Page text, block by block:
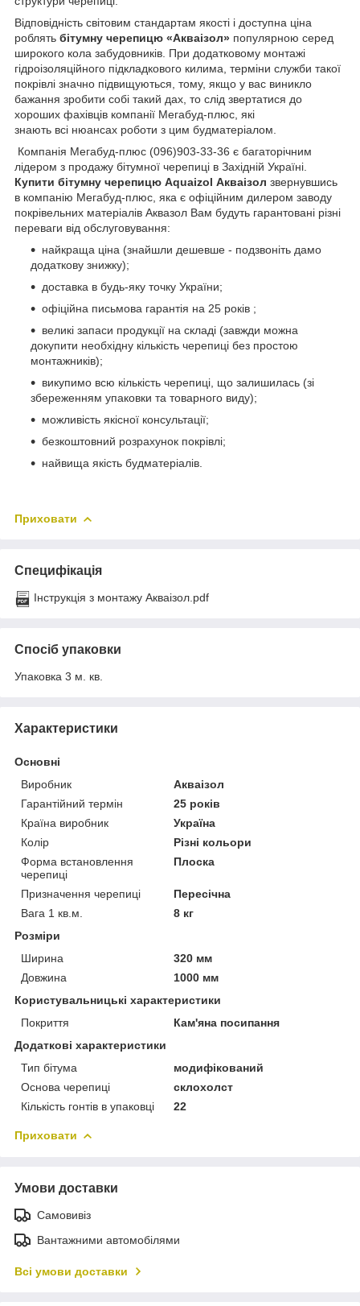
Відповідність світовим стандартам якості і доступна ціна
роблять бітумну черепицю «Акваізол» популярною серед
широкого кола забудовників. При додатковому монтажі
гідроізоляційного підкладкового килима, терміни служби такої
покрівлі значно підвищуються, тому, якщо у вас виникло
бажання зробити собі такий дах, то слід звертатися до
хороших фахівців компанії Мегабуд-плюс, які
знають всі нюансах роботи з цим будматеріалом.
Компанія Мегабуд-плюс (096)903-33-36 є багаторічним
лідером з продажу бітумної черепиці в Західній Україні.
Купити бітумну черепицю Aquaizol Акваізол звернувшись
в компанію Мегабуд-плюс, яка є офіційним дилером заводу
покрівельних матеріалів Аквазол Вам будуть гарантовані різні
переваги від обслуговування:
найкраща ціна (знайшли дешевше - подзвоніть дамо
додаткову знижку);
доставка в будь-яку точку України;
офіційна письмова гарантія на 25 років ;
великі запаси продукції на складі (завжди можна
докупити необхідну кількість черепиці без простою
монтажників);
викупимо всю кількість черепиці, що залишилась (зі
збереженням упаковки та товарного виду);
можливість якісної консультації;
безкоштовний розрахунок покрівлі;
найвища якість будматеріалів.
Приховати
Специфікація
Інструкція з монтажу Акваізол.pdf
Спосіб упаковки
Упаковка 3 м. кв.
Характеристики
Основні
Виробник
Акваізол
Гарантійний термін
25 років
Країна виробник
Україна
Колір
Різні кольори
Форма встановлення
черепиці
Плоска
Призначення черепиці
Пересічна
Вага 1 кв.м.
8 кг
Розміри
Ширина
320 мм
Довжина
1000 мм
Користувальницькі характеристики
Покриття
Кам'яна посипання
Додаткові характеристики
Тип бітума
модифікований
Основа черепиці
склохолст
Кількість гонтів в упаковці
22
Приховати
Умови доставки
Самовивіз
Вантажними автомобілями
Всі умови доставки